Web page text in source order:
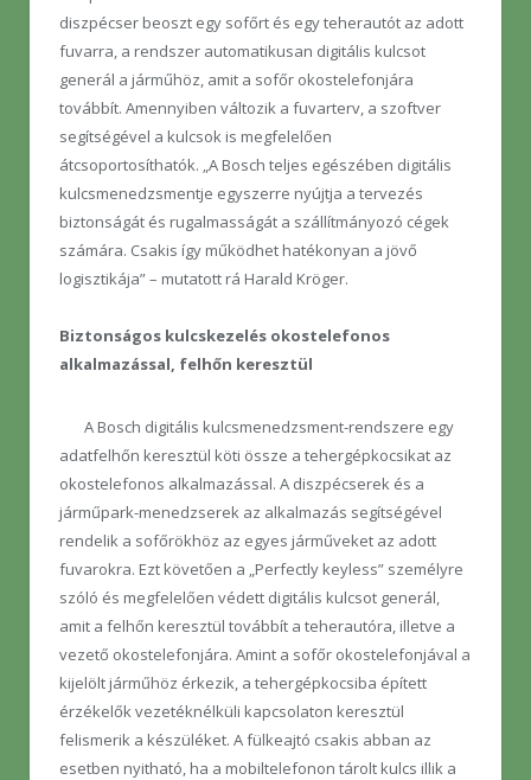
diszpécser beoszt egy sofőrt és egy teherautót az adott
fuvarra, a rendszer automatikusan digitális kulcsot
generál a járműhöz, amit a sofőr okostelefonjára
továbbít. Amennyiben változik a fuvarterv, a szoftver
segítségével a kulcsok is megfelelően
átcsoportosíthatók. „A Bosch teljes egészében digitális
kulcsmenedzsmentje egyszerre nyújtja a tervezés
biztonságát és rugalmasságát a szállítmányozó cégek
számára. Csakis így működhet hatékonyan a jövő
logisztikája” – mutatott rá Harald Kröger.
Biztonságos kulcskezelés okostelefonos
alkalmazással, felhőn keresztül
A Bosch digitális kulcsmenedzsment-rendszere egy
adatfelhőn keresztül köti össze a tehergépkocsikat az
okostelefonos alkalmazással. A diszpécserek és a
járműpark-menedzserek az alkalmazás segítségével
rendelik a sofőrökhöz az egyes járműveket az adott
fuvarokra. Ezt követően a „Perfectly keyless” személyre
szóló és megfelelően védett digitális kulcsot generál,
amit a felhőn keresztül továbbít a teherautóra, illetve a
vezető okostelefonjára. Amint a sofőr okostelefonjával a
kijelölt járműhöz érkezik, a tehergépkocsiba épített
érzékelők vezetéknélküli kapcsolaton keresztül
felismerik a készüléket. A fülkeajtó csakis abban az
esetben nyitható, ha a mobiltelefonon tárolt kulcs illik a